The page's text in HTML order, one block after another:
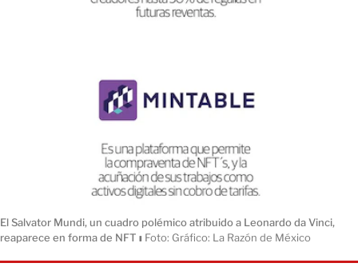
El Salvator Mundi, un cuadro polémico atribuido a Leonardo da Vinci,
reaparece en forma de NFT ı Foto: Gráfico: La Razón de México